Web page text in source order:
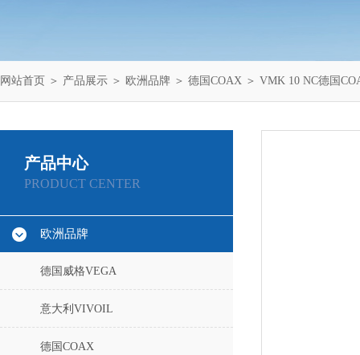
网站首页 ＞ 产品展示 ＞ 欧洲品牌 ＞ 德国COAX ＞ VMK 10 NC德国
产品中心
PRODUCT CENTER
欧洲品牌
德国威格VEGA
意大利VIVOIL
德国COAX